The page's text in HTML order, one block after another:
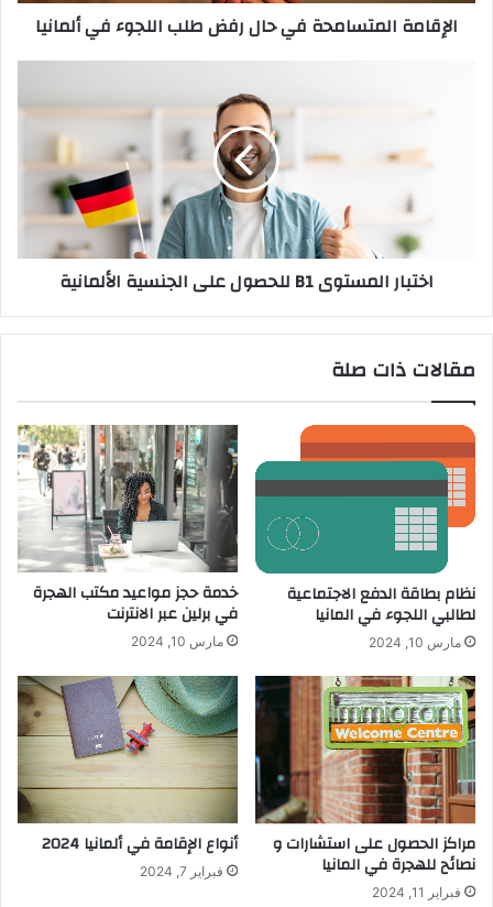
الإقامة المتسامحة في حال رفض طلب اللجوء في ألمانيا
اختبار المستوى B1 للحصول على الجنسية الألمانية
مقالات ذات صلة
نظام بطاقة الدفع الاجتماعية
لطالبي اللجوء في المانيا
مارس 10, 2024
خدمة حجز مواعيد مكتب الهجرة
في برلين عبر الانترنت
مارس 10, 2024
مراكز الحصول على استشارات و
نصائح للهجرة في المانيا
فبراير 11, 2024
أنواع الإقامة في ألمانيا 2024
فبراير 7, 2024